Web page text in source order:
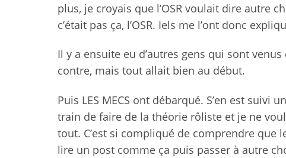
plus, je croyais que l’OSR voulait dire autre
c’était pas ça, l’OSR. Iels me l’ont donc
Il y a ensuite eu d’autres gens qui sont
contre, mais tout allait bien au début.
Puis LES MECS ont débarqué. S’en est suivi
train de faire de la théorie rôliste et je ne
tout. C’est si compliqué de comprendre que
lire un post comme ça puis passer à autre